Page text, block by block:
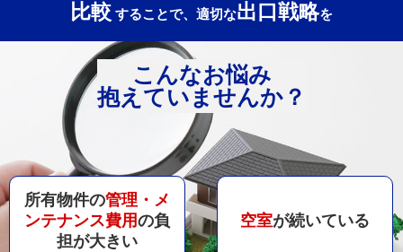
比較 することで、適切な出口戦略を
こんなお悩み
抱えていませんか？
所有物件の管理・メ
ンテナンス費用の負
担が大きい
空室が続いている